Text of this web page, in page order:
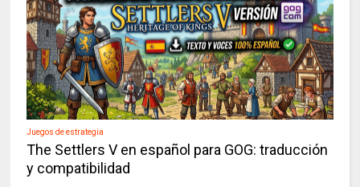
Juegos de estrategia
The Settlers V en español para GOG: traducción
y compatibilidad